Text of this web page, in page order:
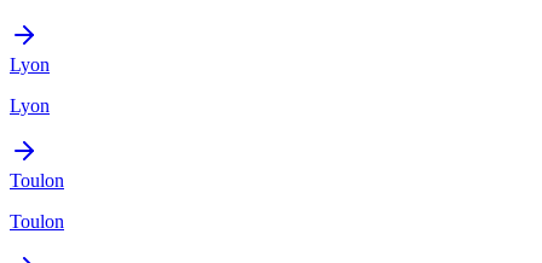
Lyon
Lyon
Toulon
Toulon